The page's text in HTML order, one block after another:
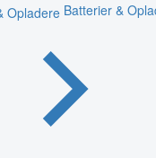
Batterier &